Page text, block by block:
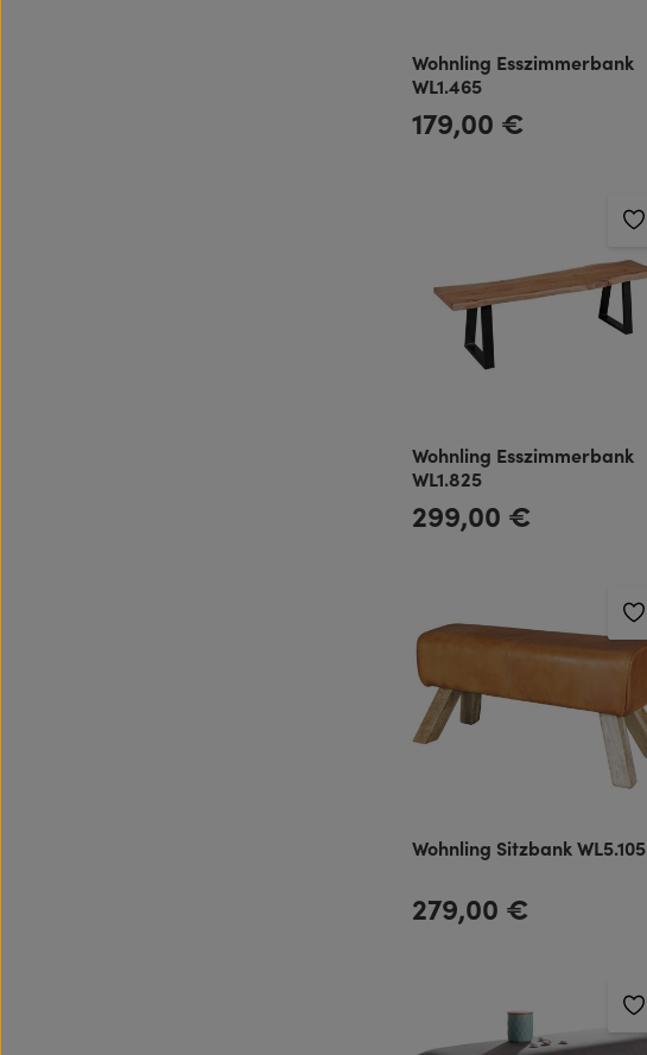
Wohnling Esszimmerbank
WL1.465
Regulärer Preis:
179,00 €
Wohnling Esszimmerbank
WL1.825
Regulärer Preis:
299,00 €
Wohnling Sitzbank WL5.105
Regulärer Preis:
279,00 €